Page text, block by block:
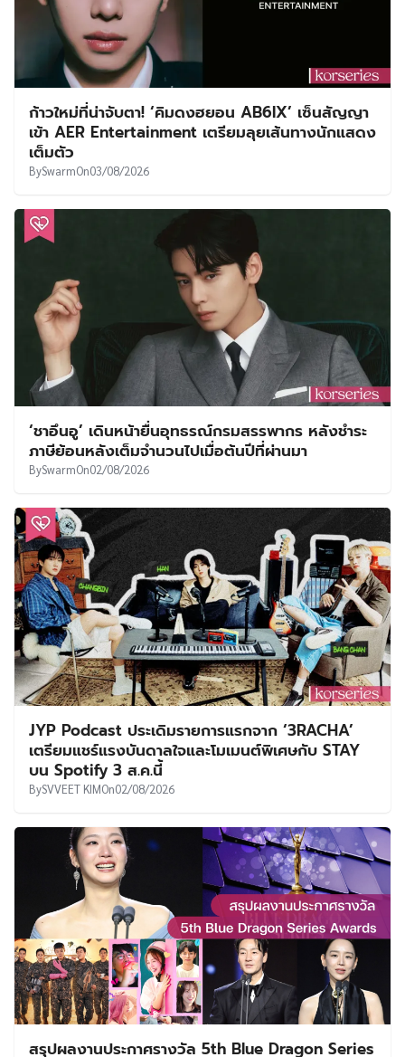
ก้าวใหม่ที่น่าจับตา! ‘คิมดงฮยอน AB6IX’ เซ็นสัญญา
เข้า AER Entertainment เตรียมลุยเส้นทางนักแสดง
เต็มตัว
BySwarmOn03/08/2026
‘ชาอึนอู’ เดินหน้ายื่นอุทธรณ์กรมสรรพากร หลังชำระ
ภาษีย้อนหลังเต็มจำนวนไปเมื่อต้นปีที่ผ่านมา
BySwarmOn02/08/2026
JYP Podcast ประเดิมรายการแรกจาก ‘3RACHA’
เตรียมแชร์แรงบันดาลใจและโมเมนต์พิเศษกับ STAY
บน Spotify 3 ส.ค.นี้
BySVVEET KIMOn02/08/2026
สรุปผลงานประกาศรางวัล 5th Blue Dragon Series